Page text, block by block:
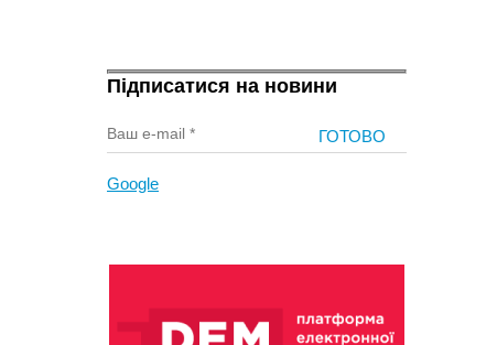
Підписатися на новини
Google